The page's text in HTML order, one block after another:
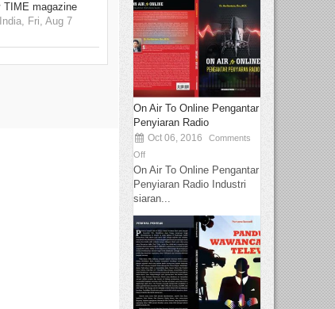
TIME magazine
Fri, Aug 7
On Air To Online Pengantar
Penyiaran Radio
Oct 06, 2016
Comments
Off
On Air To Online Pengantar
Penyiaran Radio Industri
siaran...